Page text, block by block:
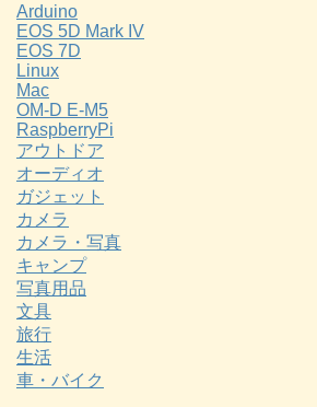
Arduino
EOS 5D Mark IV
EOS 7D
Linux
Mac
OM-D E-M5
RaspberryPi
アウトドア
オーディオ
ガジェット
カメラ
カメラ・写真
キャンプ
写真用品
文具
旅行
生活
車・バイク